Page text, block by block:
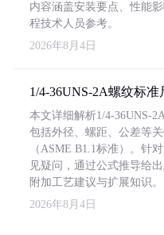
内容涵盖安装要点、性能
程技术人员参考。
2026年8月4日
1/4-36UNS-2A螺纹标准
本文详细解析1/4-36UNS-
包括外径、螺距、公差等
（ASME B1.1标准）。针
见疑问，通过公式推导给
附加工艺建议与扩展知识。
2026年8月4日